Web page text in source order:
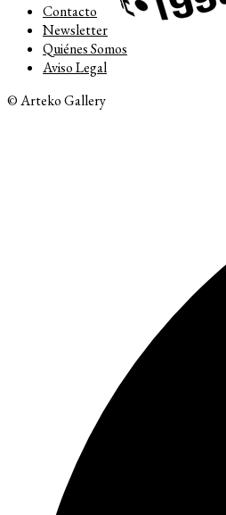
Contacto
Newsletter
Quiénes Somos
Aviso Legal
© Arteko Gallery